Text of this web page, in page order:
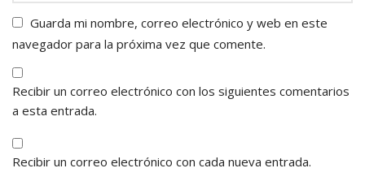
Guarda mi nombre, correo electrónico y web en este
navegador para la próxima vez que comente.
Recibir un correo electrónico con los siguientes comentarios
a esta entrada.
Recibir un correo electrónico con cada nueva entrada.